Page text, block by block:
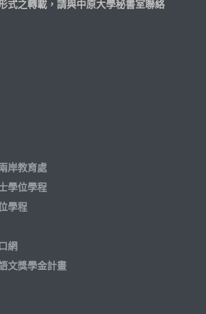
式之轉載，請與中原大學秘書室聯絡
岸教育處
學位學程
學程
網
文獎學金計畫